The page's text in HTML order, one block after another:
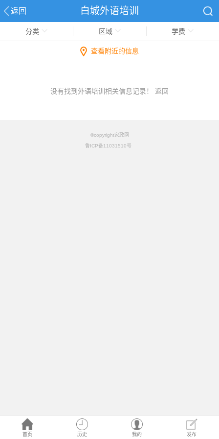
返回 白城外语培训
首页 历史 我的 发布
分类 区域 学费
查看附近的信息
没有找到外语培训相关信息记录！ 返回
©copyright家政网
鲁ICP备11031510号